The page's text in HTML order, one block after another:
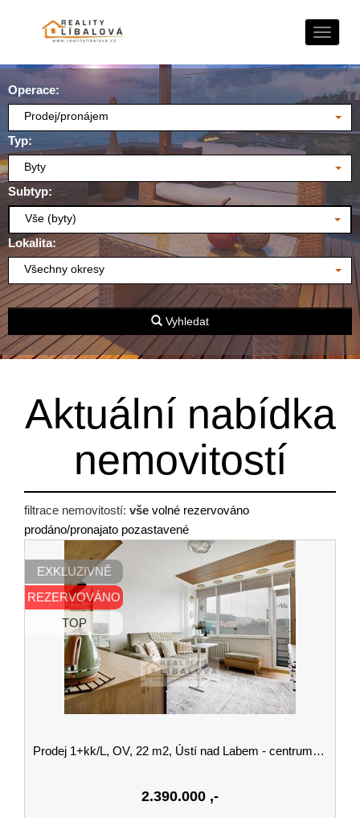
Operace:
Prodej/pronájem
Typ:
Byty
Subtyp:
Vše (byty)
Lokalita:
Všechny okresy
Vyhledat
Aktuální nabídka
nemovitostí
filtrace nemovitostí: vše volné rezervováno
prodáno/pronajato pozastavené
EXKLUZIVNĚ
REZERVOVÁNO
TOP
Prodej 1+kk/L, OV, 22 m2, Ústí nad Labem - centrum, Hoření
2.390.000 ,-